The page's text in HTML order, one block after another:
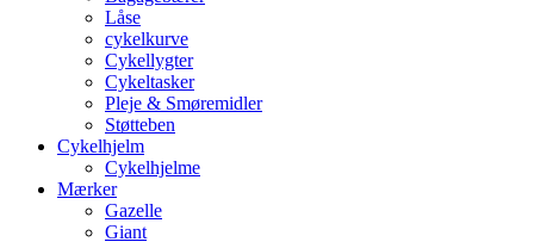
Låse
cykelkurve
Cykellygter
Cykeltasker
Pleje & Smøremidler
Støtteben
Cykelhjelm
Cykelhjelme
Mærker
Gazelle
Giant